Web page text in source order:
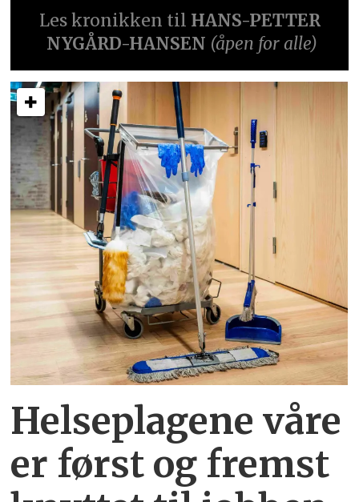
Les kronikken til HANS-PETTER
NYGÅRD-HANSEN (åpen for alle)
Helseplagene våre
er først og fremst